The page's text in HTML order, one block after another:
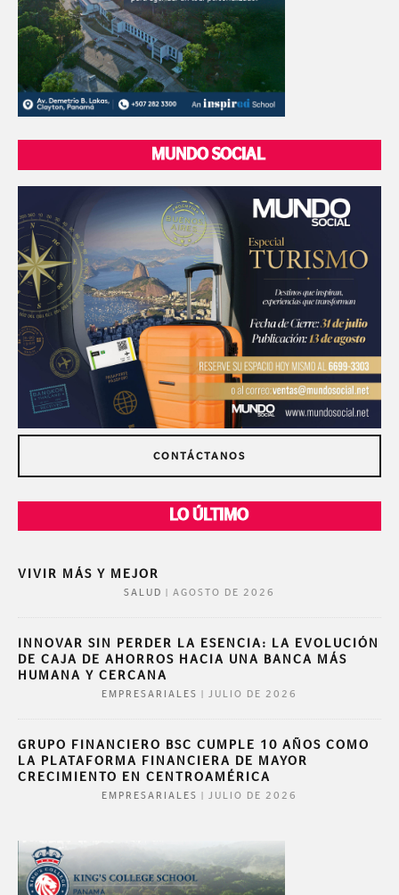
MUNDO SOCIAL
CONTÁCTANOS
LO ÚLTIMO
VIVIR MÁS Y MEJOR
SALUD AGOSTO DE 2026
INNOVAR SIN PERDER LA ESENCIA: LA EVOLUCIÓN
DE CAJA DE AHORROS HACIA UNA BANCA MÁS
HUMANA Y CERCANA
EMPRESARIALES JULIO DE 2026
GRUPO FINANCIERO BSC CUMPLE 10 AÑOS COMO
LA PLATAFORMA FINANCIERA DE MAYOR
CRECIMIENTO EN CENTROAMÉRICA
EMPRESARIALES JULIO DE 2026